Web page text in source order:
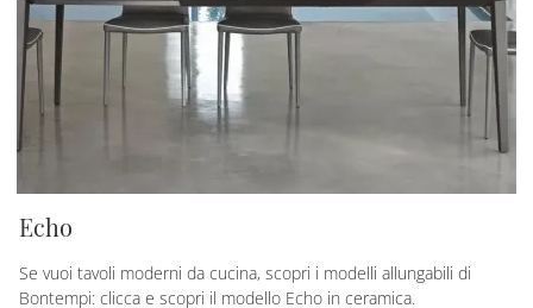
Echo
Se vuoi tavoli moderni da cucina, scopri i modelli allungabili di
Bontempi: clicca e scopri il modello Echo in ceramica.